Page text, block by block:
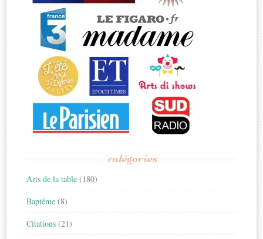
catégories
Arts de la table (180)
Baptême (8)
Citations (21)